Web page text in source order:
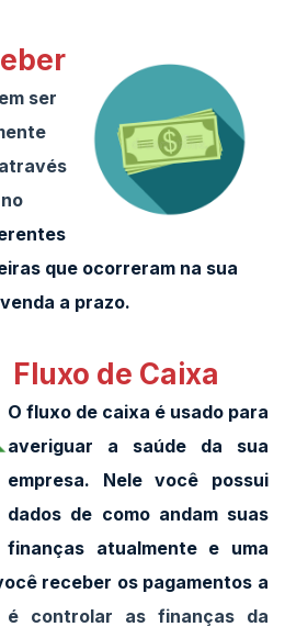
ser
que ocorreram na sua
a prazo.
Fluxo de Caixa
O fluxo de caixa é usado para
averiguar a saúde da sua
empresa. Nele você possui
dados de como andam suas
finanças atualmente e uma
receber os pagamentos a
é controlar as finanças da